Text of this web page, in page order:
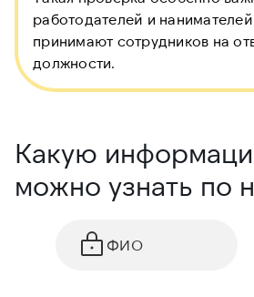
работодателей и
принимают сотрудников на
должности.
Какую
можно узнать по
ФИО